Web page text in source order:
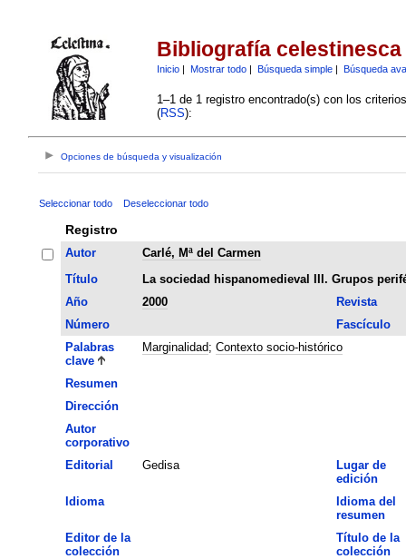
Bibliografía celestinesca
Inicio| Mostrar todo| Búsqueda simple| Búsqueda
1–1 de 1 registro encontrado(s) con los
(RSS):
Opciones de búsqueda y visualización
Seleccionar todo Deseleccionar todo
Registro
Autor
Carlé, Mª del Carmen
Título
La sociedad hispanomedieval III. Grupos
Año
2000
Revista
Número
Fascículo
Palabras
clave
Marginalidad; Contexto socio-histórico
Resumen
Dirección
Autor
corporativo
Editorial
Gedisa
Lugar de
edición
Idioma
Idioma del
resumen
Editor de la
colección
Título de la
colección